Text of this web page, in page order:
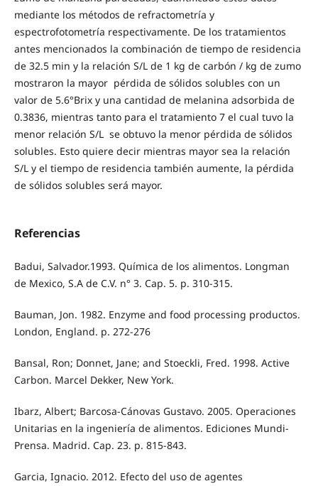
mediante los métodos de refractometría y
espectrofotometría respectivamente. De los tratamientos
antes mencionados la combinación de tiempo de residencia
de 32.5 min y la relación S/L de 1 kg de carbón / kg de zumo
mostraron la mayor pérdida de sólidos solubles con un
valor de 5.6°Brix y una cantidad de melanina adsorbida de
0.3836, mientras tanto para el tratamiento 7 el cual tuvo la
menor relación S/L se obtuvo la menor pérdida de sólidos
solubles. Esto quiere decir mientras mayor sea la relación
S/L y el tiempo de residencia también aumente, la pérdida
de sólidos solubles será mayor.
Referencias
Badui, Salvador.1993. Química de los alimentos. Longman
de Mexico, S.A de C.V. n° 3. Cap. 5. p. 310-315.
Bauman, Jon. 1982. Enzyme and food processing productos.
London, England. p. 272-276
Bansal, Ron; Donnet, Jane; and Stoeckli, Fred. 1998. Active
Carbon. Marcel Dekker, New York.
Ibarz, Albert; Barcosa-Cánovas Gustavo. 2005. Operaciones
Unitarias en la ingeniería de alimentos. Ediciones Mundi-
Prensa. Madrid. Cap. 23. p. 815-843.
Garcia, Ignacio. 2012. Efecto del uso de agentes